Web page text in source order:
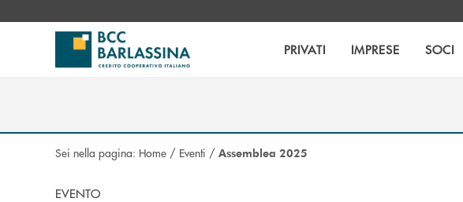
PRIVATI IMPRESE SOCI
Sei nella pagina: Home / Eventi / Assemblea 2025
EVENTO